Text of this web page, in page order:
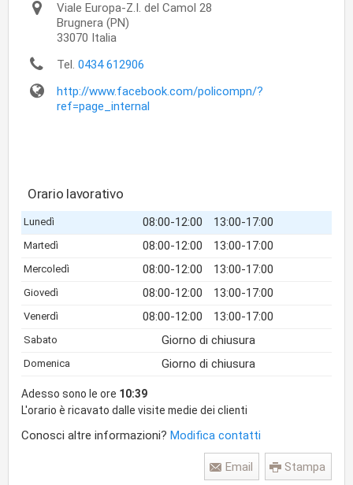
Viale Europa-Z.I. del Camol 28
Brugnera (PN)
33070 Italia
Tel. 0434 612906
http://www.facebook.com/policompn/?
ref=page_internal
Orario lavorativo
Lunedì 08:00-12:00 13:00-17:00
Martedì 08:00-12:00 13:00-17:00
Mercoledì 08:00-12:00 13:00-17:00
Giovedì 08:00-12:00 13:00-17:00
Venerdì 08:00-12:00 13:00-17:00
Sabato Giorno di chiusura
Domenica Giorno di chiusura
Adesso sono le ore 10:39
L'orario è ricavato dalle visite medie dei clienti
Conosci altre informazioni? Modifica contatti
Stampa
Email